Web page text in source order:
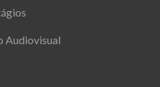
Audiovisual